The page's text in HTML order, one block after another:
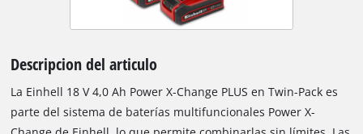
Descripcion del articulo
La Einhell 18 V 4,0 Ah Power X-Change PLUS en Twin-Pack es
parte del sistema de baterías multifuncionales Power X-